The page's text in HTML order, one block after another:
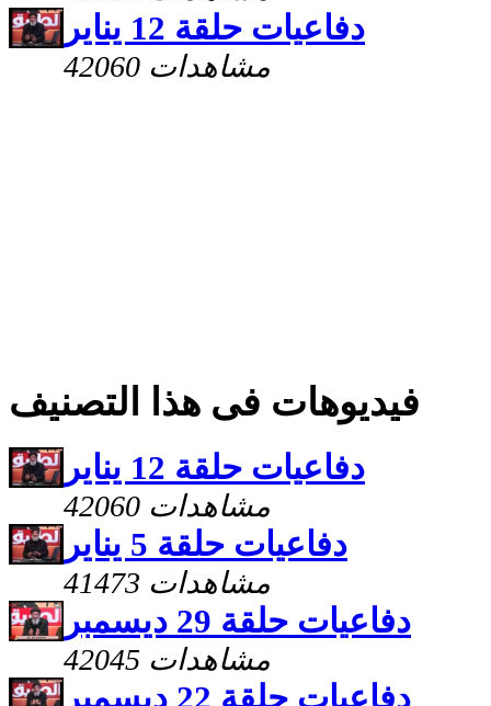
دفاعيات حلقة 12 يناير
42060 مشاهدات
فيديوهات فى هذا التصنيف
دفاعيات حلقة 12 يناير
42060 مشاهدات
دفاعيات حلقة 5 يناير
41473 مشاهدات
دفاعيات حلقة 29 ديسمبر
42045 مشاهدات
دفاعيات حلقة 22 ديسمبر